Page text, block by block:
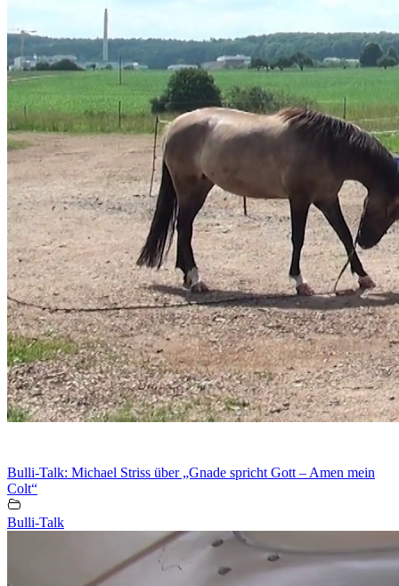
Bulli-Talk: Michael Striss über „Gnade spricht Gott – Amen mein
Colt“
Bulli-Talk